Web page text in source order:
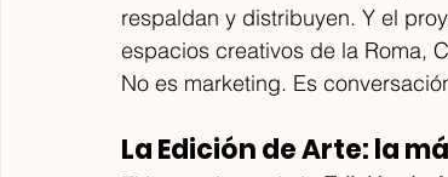
respaldan y distribuyen. Y el
espacios creativos de la Roma,
No es marketing. Es
La Edición de Arte: la